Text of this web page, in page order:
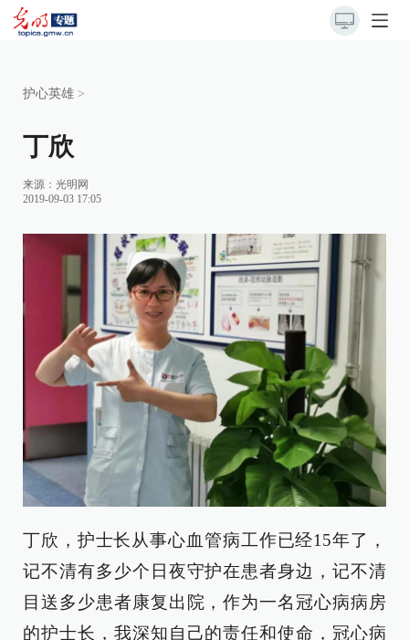
护心英雄 >
丁欣
来源：光明网
2019-09-03 17:05
丁欣，护士长从事心血管病工作已经15年了，
记不清有多少个日夜守护在患者身边，记不清
目送多少患者康复出院，作为一名冠心病病房
的护士长，我深知自己的责任和使命，冠心病